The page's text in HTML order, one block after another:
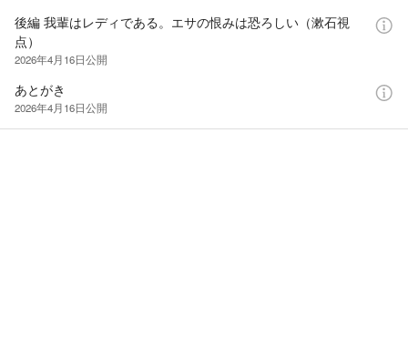
後編 我輩はレディである。エサの恨みは恐ろしい（漱石視
点）
2026年4月16日公開
あとがき
2026年4月16日公開